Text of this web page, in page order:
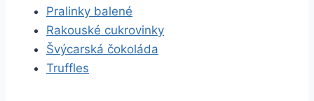
Pralinky balené
Rakouské cukrovinky
Švýcarská čokoláda
Truffles